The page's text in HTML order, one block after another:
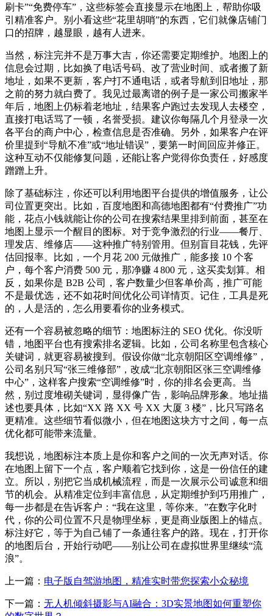
刷卡”“免费停车”，这些标签会直接显示在地图上，帮助你吸
引精准客户。别小看这些“花里胡哨”的东西，它们就像店铺门
口的招牌，越显眼，越有人进来。
当然，标注完并不是万事大吉，你还需要定期维护。地图上的
信息会过期，比如换了电话号码、改了营业时间、或者搬了新
地址，如果不更新，客户打不通电话，或者导航到旧地址，那
之前的努力就白费了。我见过最离谱的例子是一家公司搬家半
年后，地图上仍标着老地址，结果客户跑过去发现人去楼空，
直接打电话骂了一顿，名誉受损。建议你每隔几个月登录一次
各平台的商户中心，检查信息是否准确。另外，如果客户在评
价里提到“导航不准”或“地址错误”，要第一时间回应并修正。
这种互动不仅能修复问题，还能让客户觉得你负责任，好感度
蹭蹭上升。
除了基础标注，你还可以利用地图平台提供的增值服务，让公
司位置更突出。比如，百度地图和高德地图都有“付费推广”功
能，花点小钱就能让你的公司在搜索结果里排到前面，甚至在
地图上显示一个醒目的图标。对于竞争激烈的行业——餐厅、
理发店、维修店——这种推广特别管用。但别盲目花钱，先评
估回报率。比如，一个月花 200 元做推广，能多接 10 个客
户，每个客户消费 500 元，那净赚 4 800 元，这买卖划算。相
反，如果你是 B2B 公司，客户数量少但客单价高，推广可能
不是最优选，还不如花时间优化公司详情页。记住，工具是死
的，人是活的，怎么用要看你的业务模式。
还有一个容易被忽略的细节：地图标注的 SEO 优化。你没听
错，地图平台也有搜索排名逻辑。比如，公司名称里包含核心
关键词，就更容易被搜到。假设你做“北京朝阳区空调维修”，
公司名别只写“张三维修部”，改成“北京朝阳区张三空调维修
中心”，这样客户搜索“空调维修”时，你的排名会更高。当
然，别过度堆砌关键词，显得像广告，影响品牌形象。地址描
述也要具体，比如“XX 路 XX 号 XX 大厦 3 楼”，比只写路名
更精准。这些细节看似微小，但在地图这块方寸之间，每一点
优化都可能带来流量。
我想说，地图标注本质上是你和客户之间的一次无声对话。你
在地图上留下一个点，客户顺着它找到你，这是一份信任的建
立。所以，别把它当成机械流程，而是一次展示公司诚意和细
节的机会。从精准定位到丰富信息，从定期维护到巧用推广，
每一步都是在告诉客户：“我在这里，等你来。”在数字化时
代，你的公司位置不只是物理坐标，更是商业版图上的锚点。
标注好它，等于为自己铺了一条通往客户的路。现在，打开你
的地图后台，开始行动吧——别让公司在虚拟世界里继续“流
浪”。
上一篇： 电子版自驾游地图，精准实时带您探索小众秘境
下一篇： 无人机倾斜摄影与AI融合：3D实景地图如何重塑你